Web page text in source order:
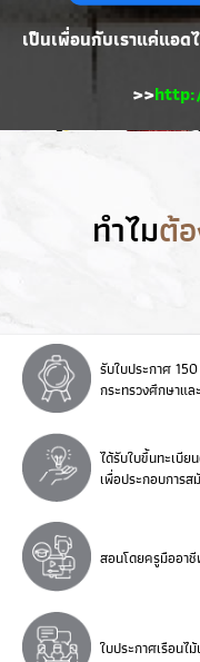
เป็นเพื่อนกับเราแค่แอ
>>
ทำไมต้
รับใบประกาศ
กระทรวงศึกษาแ
ได้รับใบขึ้นทะเบี
เพื่อประกอบการส
สอนโดยครูมืออา
ใบประกาศเรือนไ